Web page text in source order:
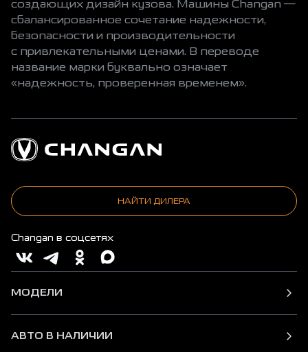
создающих дизайн кузова. Машины Changan —
сбалансированное сочетание надежности,
безопасности и производительности
с привлекательными ценами. В переводе
название марки буквально означает
«надежность, проверенная временем».
НАЙТИ ДИЛЕРА
Changan в соцсетях
МОДЕЛИ
АВТО В НАЛИЧИИ